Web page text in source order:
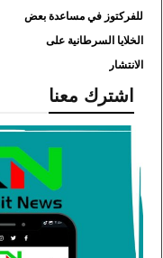
للفركتوز في مساعدة بعض
الخلايا السرطانية على
الانتشار
اشترك معنا